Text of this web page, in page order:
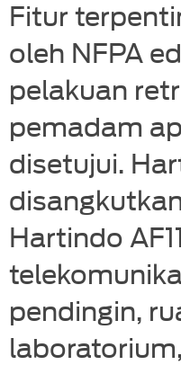
Fitur
oleh NFPA
pelakuan
pemadam
disetujui.
Hartindo
pendingin,